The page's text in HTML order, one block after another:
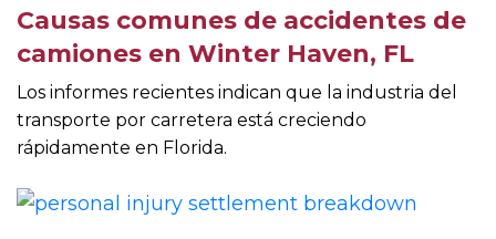
Causas comunes de accidentes de
camiones en Winter Haven, FL
Los informes recientes indican que la industria del
transporte por carretera está creciendo
rápidamente en Florida.